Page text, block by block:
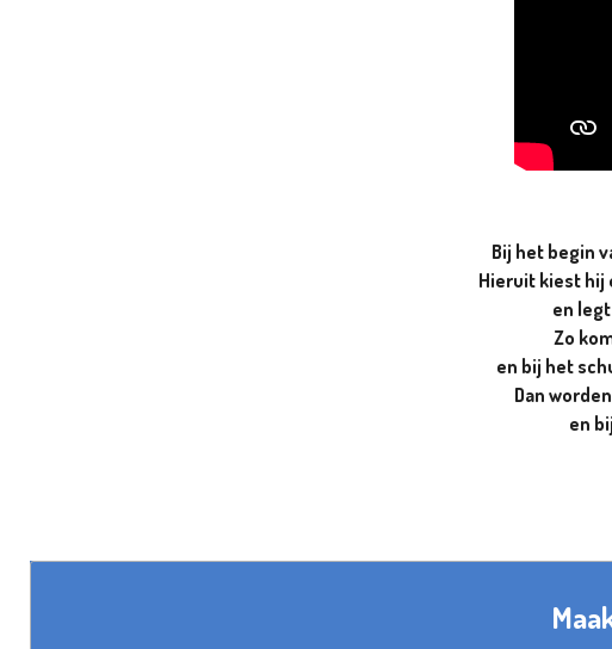
Bij het begin
Hieruit kiest hij
en
Zo
en bij het
Dan
en